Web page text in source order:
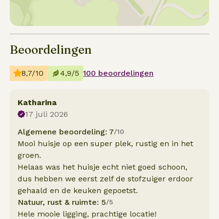
Beoordelingen
8,7/10 4,9/5 100 beoordelingen
Katharina
17 juli 2026
Algemene beoordeling: 7/10
Mooi huisje op een super plek, rustig en in het
groen.
Helaas was het huisje echt niet goed schoon,
dus hebben we eerst zelf de stofzuiger erdoor
gehaald en de keuken gepoetst.
Natuur, rust & ruimte: 5/5
Hele mooie ligging, prachtige locatie!